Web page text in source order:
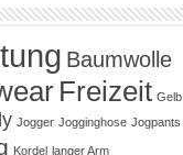
Baumwolle
Freizeit Gelb
Jogger Jogginghose Jogpants
Kordel langer Arm